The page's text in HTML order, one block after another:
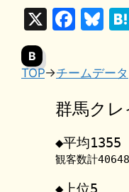
X
F
c
e
b
o
o
k
Bl
e
s
k
y
B
TOP→チームデータ